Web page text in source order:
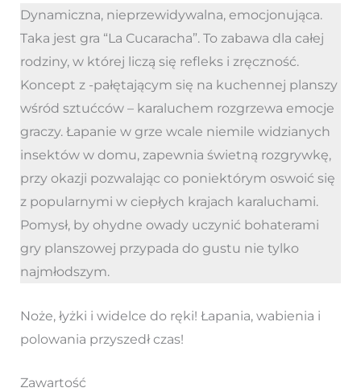
Dynamiczna, nieprzewidywalna, emocjonująca.
Taka jest gra “La Cucaracha”. To zabawa dla całej
rodziny, w której liczą się refleks i zręczność.
Koncept z -pałętającym się na kuchennej planszy
wśród sztućców – karaluchem rozgrzewa emocje
graczy. Łapanie w grze wcale niemile widzianych
insektów w domu, zapewnia świetną rozgrywkę,
przy okazji pozwalając co poniektórym oswoić się
z popularnymi w ciepłych krajach karaluchami.
Pomysł, by ohydne owady uczynić bohaterami
gry planszowej przypada do gustu nie tylko
najmłodszym.
Noże, łyżki i widelce do ręki! Łapania, wabienia i
polowania przyszedł czas!
Zawartość